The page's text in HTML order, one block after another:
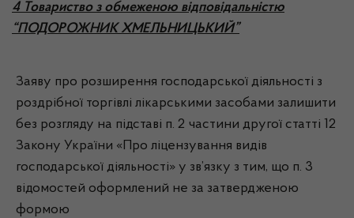
4 Товариство з обмеженою відповідальністю
“ПОДОРОЖНИК ХМЕЛЬНИЦЬКИЙ”
Заяву про розширення господарської діяльності з
роздрібної торгівлі лікарськими засобами залишити
без розгляду на підставі п. 2 частини другої статті 12
Закону України «Про ліцензування видів
господарської діяльності» у зв’язку з тим, що п. 3
відомостей оформлений не за затвердженою
формою